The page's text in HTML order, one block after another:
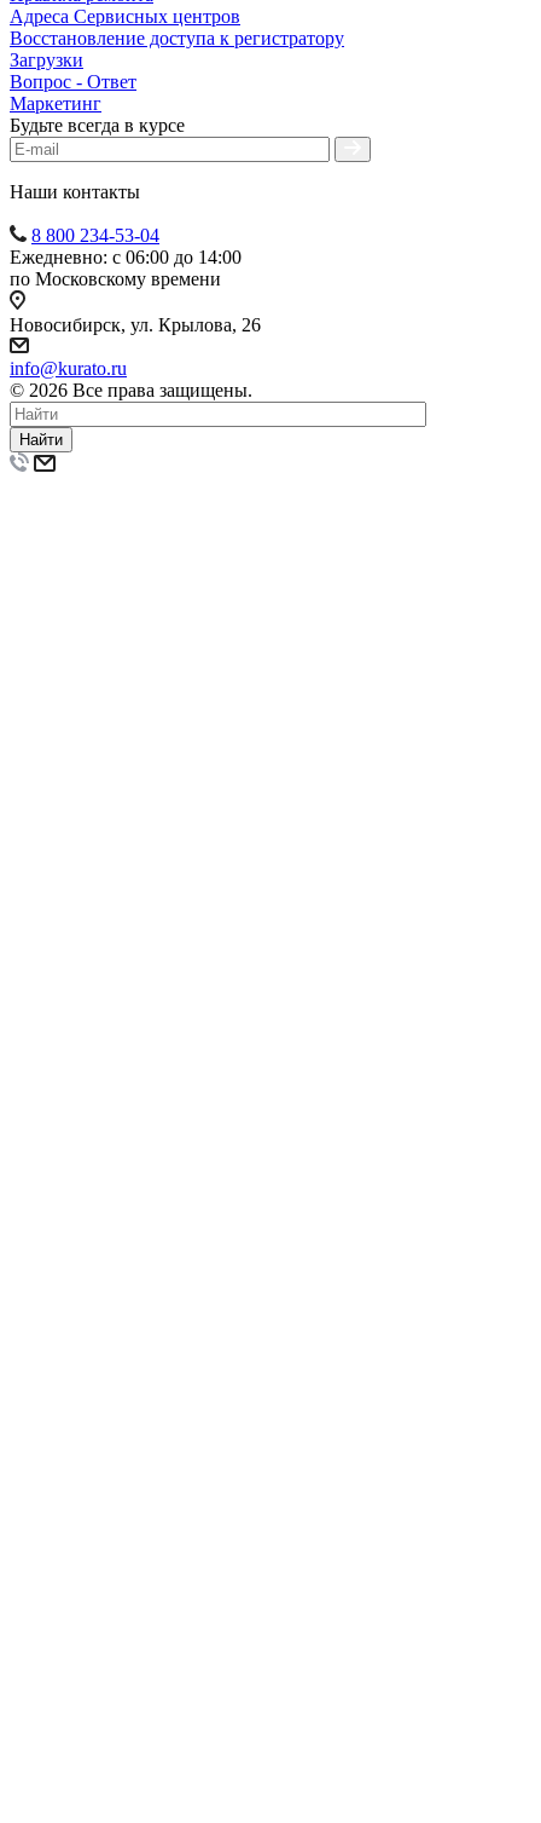
Адреса Сервисных центров
Восстановление доступа к регистратору
Загрузки
Вопрос - Ответ
Маркетинг
Будьте всегда в курсе
Наши контакты
8 800 234-53-04
Ежедневно: с 06:00 до 14:00
по Московскому времени
Новосибирск, ул. Крылова, 26
info@kurato.ru
© 2026 Все права защищены.
Найти